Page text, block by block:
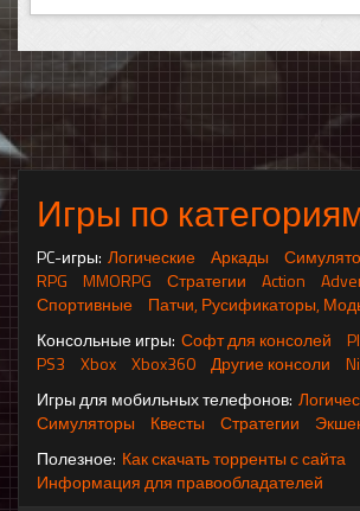
Игры по
PC-игры: Логические Аркады
RPG
MMORPG Стратегии Action
Спортивные
Патчи, Русификаторы,
Консольные игры: Софт для консолей
PS3
Xbox Xbox360 Другие консоли
Игры для мобильных телефонов:
Симуляторы
Квесты Стратегии
Полезное: Как скачать торренты с сайта
Информация для правообладателей